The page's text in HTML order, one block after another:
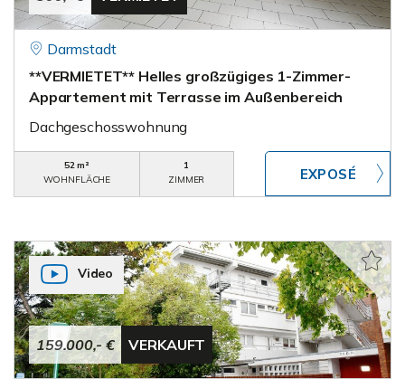
Darmstadt
**VERMIETET** Helles großzügiges 1-Zimmer-
Appartement mit Terrasse im Außenbereich
Dachgeschosswohnung
52 m²
WOHNFLÄCHE
1
ZIMMER
159.000,- € VERKAUFT
Video